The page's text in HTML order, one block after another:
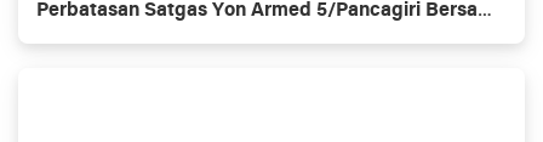
Perbatasan Satgas Yon Armed 5/Pancagiri Bersama
Vertikal Rescue Dan PT MA/BDRMS